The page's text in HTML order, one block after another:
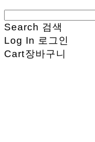
Search 검색
Log In 로그인
Cart장바구니